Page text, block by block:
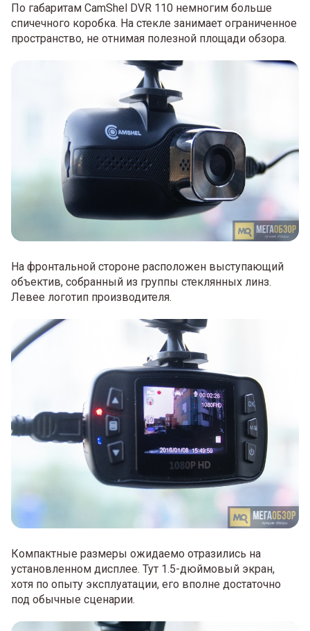
По габаритам CamShel DVR 110 немногим больше
спичечного коробка. На стекле занимает ограниченное
пространство, не отнимая полезной площади обзора.
На фронтальной стороне расположен выступающий
объектив, собранный из группы стеклянных линз.
Левее логотип производителя.
Компактные размеры ожидаемо отразились на
установленном дисплее. Тут 1.5-дюймовый экран,
хотя по опыту эксплуатации, его вполне достаточно
под обычные сценарии.